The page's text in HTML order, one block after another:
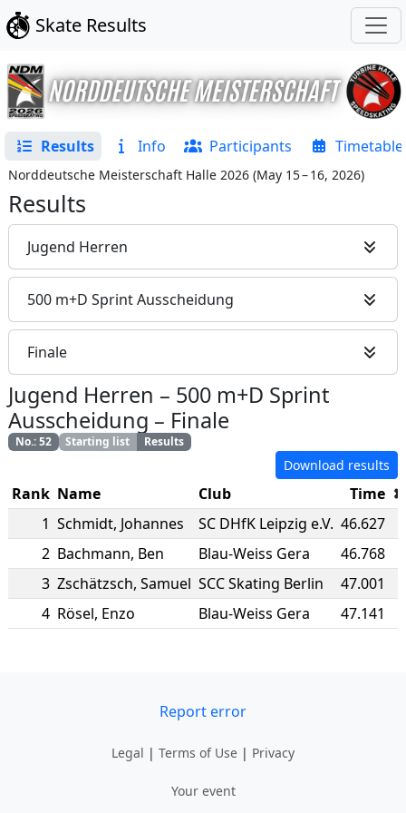
Skate Results
Results Info Participants Timetable
Norddeutsche Meisterschaft Halle 2026 (May 15 – 16, 2026)
Results
Jugend Herren
500 m+D Sprint Ausscheidung
Finale
Jugend Herren – 500 m+D Sprint
Ausscheidung – Finale
No.:52 Starting list Results
Download results
Rank Name Club
Time
1 Schmidt, Johannes SC DHfK Leipzig e.V. 46.627
2 Bachmann, Ben Blau-Weiss Gera
46.768
3 Zschätzsch, Samuel SCC Skating Berlin
47.001
4 Rösel, Enzo Blau-Weiss Gera 47.141
Report error
Legal | Terms of Use | Privacy
Your event